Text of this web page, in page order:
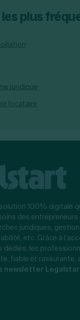
plus
juridique
locataire
100% digitale
des entrepreneurs
juridiques,
etc. Grâce à
dédiés, les
fiable et rassurante,
newsletter